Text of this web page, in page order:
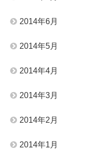
2014年6月
2014年5月
2014年4月
2014年3月
2014年2月
2014年1月